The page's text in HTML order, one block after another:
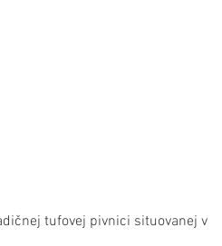
tufovej pivnici situovanej v